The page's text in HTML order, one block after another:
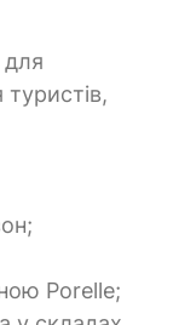
для
Porelle;